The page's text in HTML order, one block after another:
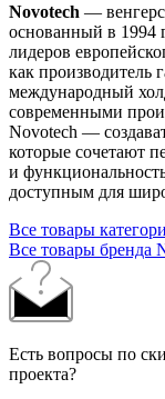
Novotech —
основанный в 1994
лидеров
как производитель
международный
современными
Novotech —
которые сочетают
и
доступным для
Все товары
Все товары бренда
Есть вопросы по
проекта?